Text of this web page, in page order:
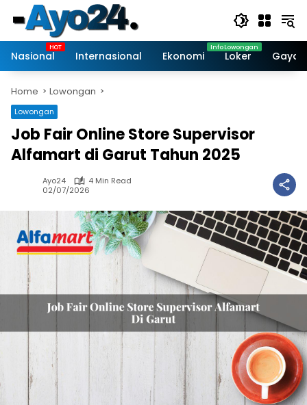
content
Nasional
Internasional Ekonomi Loker Gaya
Home Lowongan
Lowongan
Job Fair Online Store Supervisor
Alfamart di Garut Tahun 2025
Ayo24
4 Min Read
02/07/2026